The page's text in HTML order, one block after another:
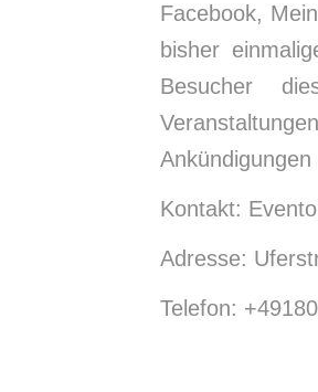
Facebook,
bisher
Besucher
Kontakt:
Adresse:
Telefon: